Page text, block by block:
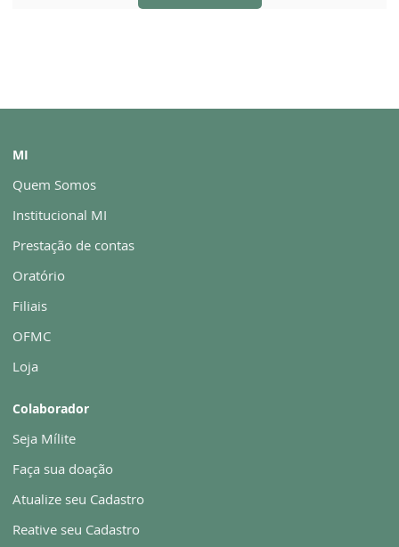
MI
Quem Somos
Institucional MI
Prestação de contas
Oratório
Filiais
OFMC
Loja
Colaborador
Seja Mílite
Faça sua doação
Atualize seu Cadastro
Reative seu Cadastro